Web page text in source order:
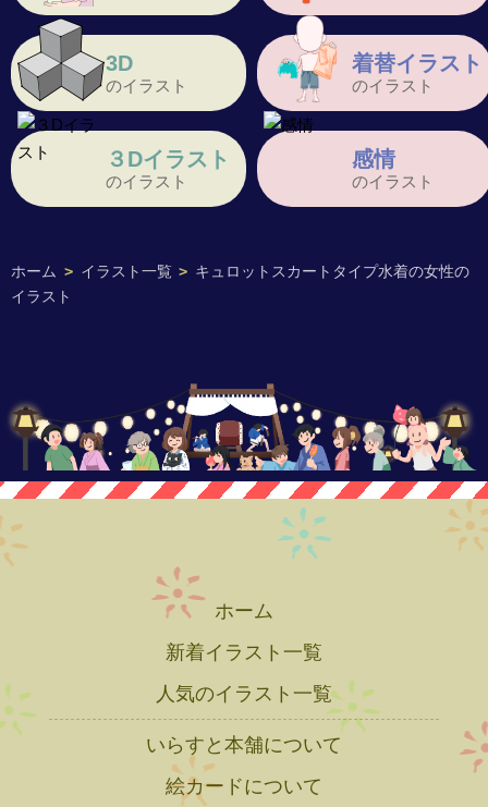
ホーム > イラスト一覧 > キュロットスカートタイプ水着の女性の
イラスト
3D
のイラスト
着替イラスト
のイラスト
３Dイラスト
のイラスト
感情
のイラスト
ホーム
新着イラスト一覧
人気のイラスト一覧
いらすと本舗について
絵カードについて